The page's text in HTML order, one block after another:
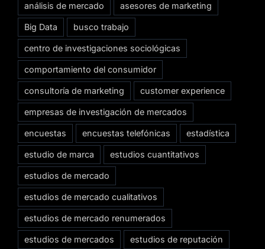
análisis de mercado asesores de marketing
Big Data busco trabajo
centro de investigaciones sociológicas
comportamiento del consumidor
consultoría de marketing customer experience
empresas de investigación de mercados
encuestas encuestas telefónicas estadística
estudio de marca estudios cuantitativos
estudios de mercado
estudios de mercado cualitativos
estudios de mercado renumerados
estudios de mercados estudios de reputación